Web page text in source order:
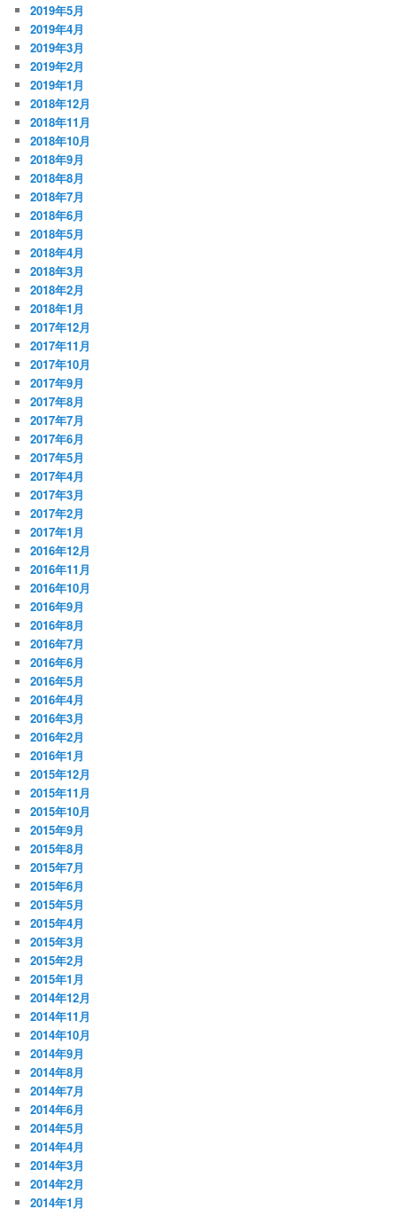
2019年5月
2019年4月
2019年3月
2019年2月
2019年1月
2018年12月
2018年11月
2018年10月
2018年9月
2018年8月
2018年7月
2018年6月
2018年5月
2018年4月
2018年3月
2018年2月
2018年1月
2017年12月
2017年11月
2017年10月
2017年9月
2017年8月
2017年7月
2017年6月
2017年5月
2017年4月
2017年3月
2017年2月
2017年1月
2016年12月
2016年11月
2016年10月
2016年9月
2016年8月
2016年7月
2016年6月
2016年5月
2016年4月
2016年3月
2016年2月
2016年1月
2015年12月
2015年11月
2015年10月
2015年9月
2015年8月
2015年7月
2015年6月
2015年5月
2015年4月
2015年3月
2015年2月
2015年1月
2014年12月
2014年11月
2014年10月
2014年9月
2014年8月
2014年7月
2014年6月
2014年5月
2014年4月
2014年3月
2014年2月
2014年1月